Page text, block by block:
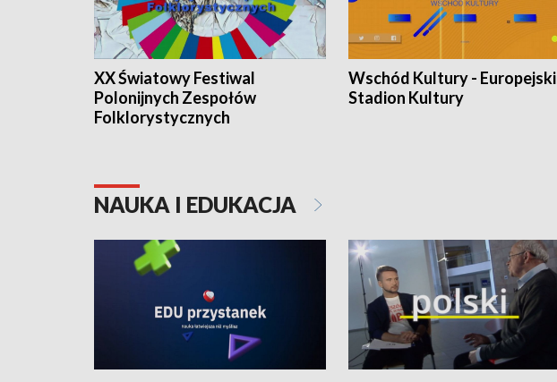
XX Światowy Festiwal
Polonijnych Zespołów
Folklorystycznych
Wschód Kultury - Europejski
Stadion Kultury
NAUKA I EDUKACJA